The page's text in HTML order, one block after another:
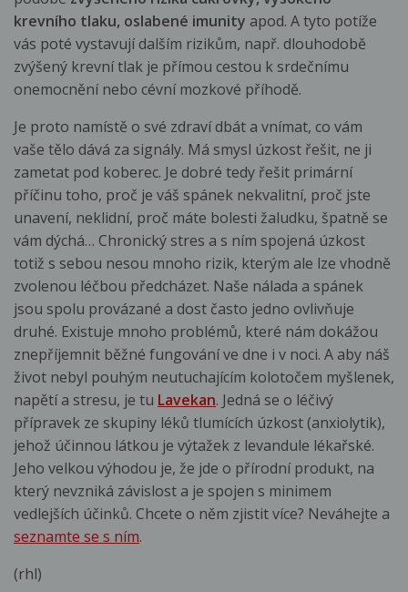
krevního tlaku, oslabené imunity apod. A tyto potíže
vás poté vystavují dalším rizikům, např. dlouhodobě
zvýšený krevní tlak je přímou cestou k srdečnímu
onemocnění nebo cévní mozkové příhodě.
Je proto namístě o své zdraví dbát a vnímat, co vám
vaše tělo dává za signály. Má smysl úzkost řešit, ne ji
zametat pod koberec. Je dobré tedy řešit primární
příčinu toho, proč je váš spánek nekvalitní, proč jste
unavení, neklidní, proč máte bolesti žaludku, špatně se
vám dýchá… Chronický stres a s ním spojená úzkost
totiž s sebou nesou mnoho rizik, kterým ale lze vhodně
zvolenou léčbou předcházet. Naše nálada a spánek
jsou spolu provázané a dost často jedno ovlivňuje
druhé. Existuje mnoho problémů, které nám dokážou
znepříjemnit běžné fungování ve dne i v noci. A aby náš
život nebyl pouhým neutuchajícím kolotočem myšlenek,
napětí a stresu, je tu Lavekan. Jedná se o léčivý
přípravek ze skupiny léků tlumících úzkost (anxiolytik),
jehož účinnou látkou je výtažek z levandule lékařské.
Jeho velkou výhodou je, že jde o přírodní produkt, na
který nevzniká závislost a je spojen s minimem
vedlejších účinků. Chcete o něm zjistit více? Neváhejte a
seznamte se s ním.
(rhl)